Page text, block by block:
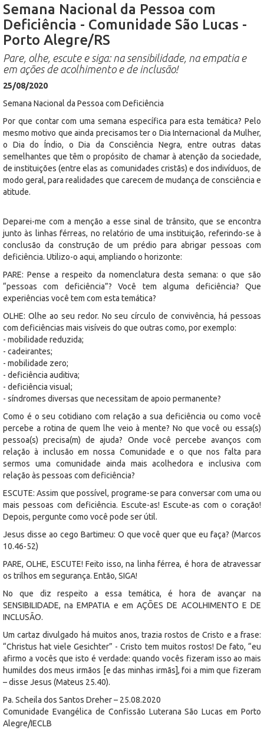
Semana Nacional da Pessoa com
Deficiência - Comunidade São Lucas -
Porto Alegre/RS
Pare, olhe, escute e siga: na sensibilidade, na empatia e
em ações de acolhimento e de inclusão!
25/08/2020
Semana Nacional da Pessoa com Deficiência
Por que contar com uma semana específica para esta temática? Pelo
mesmo motivo que ainda precisamos ter o Dia Internacional da Mulher,
o Dia do Índio, o Dia da Consciência Negra, entre outras datas
semelhantes que têm o propósito de chamar à atenção da sociedade,
de instituições (entre elas as comunidades cristãs) e dos indivíduos, de
modo geral, para realidades que carecem de mudança de consciência e
atitude.
Deparei-me com a menção a esse sinal de trânsito, que se encontra
junto às linhas férreas, no relatório de uma instituição, referindo-se à
conclusão da construção de um prédio para abrigar pessoas com
deficiência. Utilizo-o aqui, ampliando o horizonte:
PARE: Pense a respeito da nomenclatura desta semana: o que são
“pessoas com deficiência”? Você tem alguma deficiência? Que
experiências você tem com esta temática?
OLHE: Olhe ao seu redor. No seu círculo de convivência, há pessoas
com deficiências mais visíveis do que outras como, por exemplo:
- mobilidade reduzida;
- cadeirantes;
- mobilidade zero;
- deficiência auditiva;
- deficiência visual;
- síndromes diversas que necessitam de apoio permanente?
Como é o seu cotidiano com relação a sua deficiência ou como você
percebe a rotina de quem lhe veio à mente? No que você ou essa(s)
pessoa(s) precisa(m) de ajuda? Onde você percebe avanços com
relação à inclusão em nossa Comunidade e o que nos falta para
sermos uma comunidade ainda mais acolhedora e inclusiva com
relação às pessoas com deficiência?
ESCUTE: Assim que possível, programe-se para conversar com uma ou
mais pessoas com deficiência. Escute-as! Escute-as com o coração!
Depois, pergunte como você pode ser útil.
Jesus disse ao cego Bartimeu: O que você quer que eu faça? (Marcos
10.46-52)
PARE, OLHE, ESCUTE! Feito isso, na linha férrea, é hora de atravessar
os trilhos em segurança. Então, SIGA!
No que diz respeito a essa temática, é hora de avançar na
SENSIBILIDADE, na EMPATIA e em AÇÕES DE ACOLHIMENTO E DE
INCLUSÃO.
Um cartaz divulgado há muitos anos, trazia rostos de Cristo e a frase:
“Christus hat viele Gesichter” - Cristo tem muitos rostos! De fato, “eu
afirmo a vocês que isto é verdade: quando vocês fizeram isso ao mais
humildes dos meus irmãos [e das minhas irmãs], foi a mim que fizeram
– disse Jesus (Mateus 25.40).
Pa. Scheila dos Santos Dreher – 25.08.2020
Comunidade Evangélica de Confissão Luterana São Lucas em Porto
Alegre/IECLB